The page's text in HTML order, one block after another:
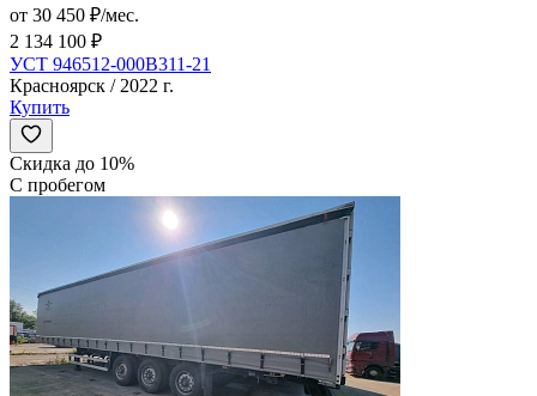
от 30 450 ₽/мес.
2 134 100 ₽
УСТ 946512-000В311-21
Красноярск / 2022 г.
Купить
Скидка до 10%
С пробегом